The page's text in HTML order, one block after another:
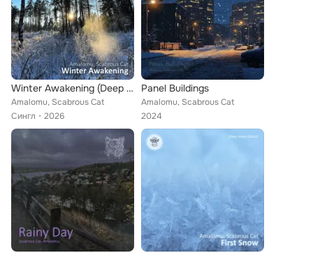
Winter Awakening (Deep House Edition)
Amalomu, Scabrous Cat
Сингл
2026
Panel Buildings
Amalomu, Scabrous Cat
2024